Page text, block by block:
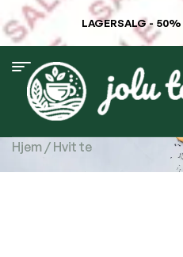
LAGERSALG - 50%
Hjem / Hvit te